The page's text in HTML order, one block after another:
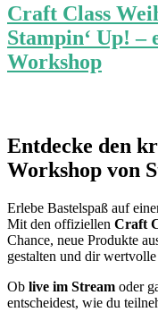
Craft Class
Stampin‘ Up!
Workshop
Entdecke den
Workshop von
Erlebe Bastelspaß auf
Mit den offiziellen Craft
Chance, neue Produkte
gestalten und dir
Ob live im Stream oder
entscheidest, wie du